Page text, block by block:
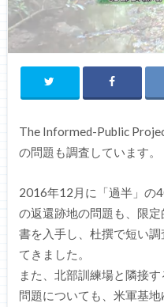
The Informed-Public
の問題も調査しています。
2016年12月に「過半」の
の返還跡地の問題も、限
書を入手し、杜撰で短い
てきました。
また、北部訓練場と隣接
問題についても、米軍基地